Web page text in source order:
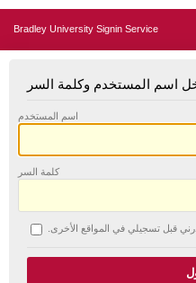
Bradley University Signin Service
اسم المستخدم وكلمة السر
اسم المستخدم
كلمة السر
قبل تسجيلي في المواقع الأخرى.